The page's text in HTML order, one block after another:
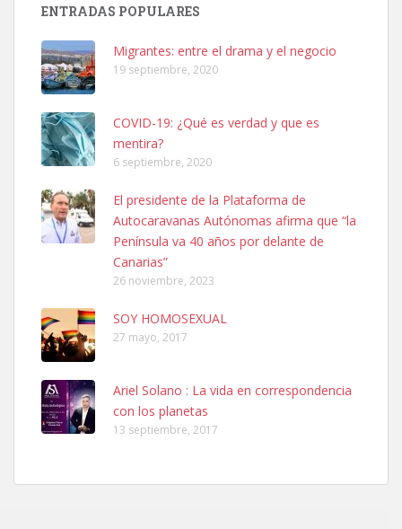
SHIBA PERDIDO AVDA JOSE MESA Y LOPEZ
PERRO MACHO RAZA SHIBA CON MICROCHIP PERDIDO HOY
06/07/2025 ZONA MESA Y LOPEZ. ES MUY ASUSTADIZO
Leales.org » Gran Canaria
Ninfa perdida
calle, se perdió por la zon...
Leales.org » Gran Canaria | 6.7.2025
Adopcion
ENTRADAS POPULARES
Migrantes: entre el drama y el negocio
19 septiembre, 2020
COVID-19: ¿Qué es verdad y que es
mentira?
6 septiembre, 2020
El presidente de la Plataforma de
Autocaravanas Autónomas afirma que “la
Península va 40 años por delante de
Canarias”
26 noviembre, 2023
SOY HOMOSEXUAL
27 mayo, 2017
Ariel Solano : La vida en correspondencia
con los planetas
13 septiembre, 2017